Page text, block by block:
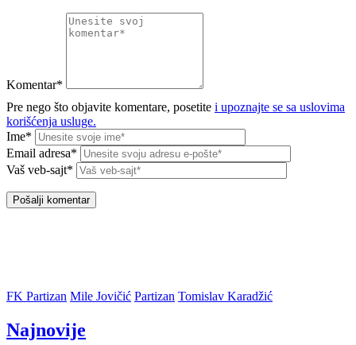
Komentar*
Pre nego što objavite komentare, posetite i upoznajte se sa uslovima
korišćenja usluge.
Ime*
Email adresa*
Vaš veb-sajt*
FK Partizan Mile Jovičić Partizan Tomislav Karadžić
Najnovije